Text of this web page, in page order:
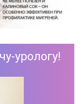
урологу!